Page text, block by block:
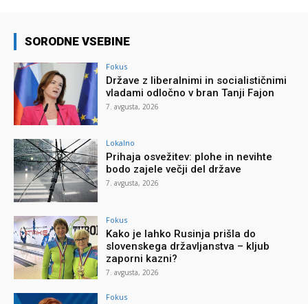
SORODNE VSEBINE
Fokus
Države z liberalnimi in socialističnimi
vladami odločno v bran Tanji Fajon
7. avgusta, 2026
Lokalno
Prihaja osvežitev: plohe in nevihte
bodo zajele večji del države
7. avgusta, 2026
Fokus
Kako je lahko Rusinja prišla do
slovenskega državljanstva – kljub
zaporni kazni?
7. avgusta, 2026
Fokus